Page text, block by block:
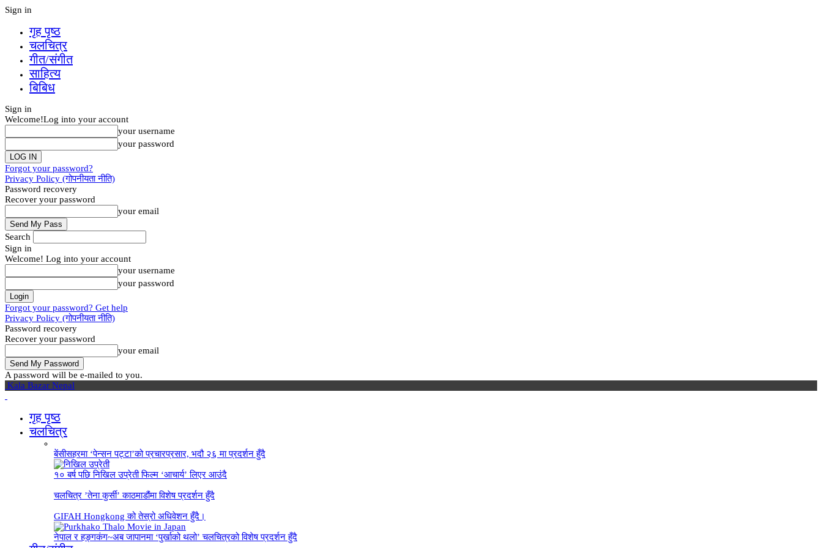
Sign in
गृह पृष्‍ठ
चलचित्र
गीत/संगीत
साहित्य
बिबिध
Sign in
Welcome!Log into your account
your username
your password
Forgot your password?
Privacy Policy (गोपनीयता नीति)
Password recovery
Recover your password
your email
Search
Sign in
Welcome! Log into your account
your username
your password
Forgot your password? Get help
Privacy Policy (गोपनीयता नीति)
Password recovery
Recover your password
your email
A password will be e-mailed to you.
Kala Bazar Nepal
गृह पृष्‍ठ
चलचित्र
बेंसीसहरमा ‘पेन्सन पट्टा’को प्रचारप्रसार, भदौ २६ मा प्रदर्शन हुँदै
१० बर्ष पछि निखिल उप्रेती फिल्म ‘आचार्य’ लिएर आउंदै
चलचित्र ’तेना कुर्सी’ काठमाडौंमा विशेष प्रदर्शन हुँदै
GIFAH Hongkong को तेस्रो अधिवेशन हुँदै।
नेपाल र हङ्गकंग~अब जापानमा ‘पुर्खाको थलो’ चलचित्रको विशेष प्रदर्शन हुँदै